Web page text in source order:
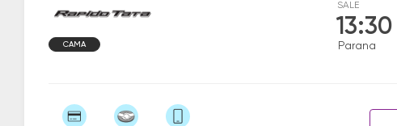
SALE
13:30
Parana
CAMA